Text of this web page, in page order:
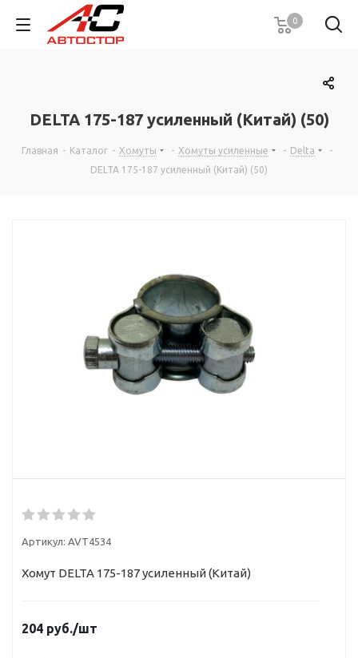
0
DELTA 175-187 усиленный (Китай) (50)
Главная - Каталог - Хомуты - Хомуты усиленные - Delta
-
DELTA 175-187 усиленный (Китай) (50)
Артикул: AVT4534
Хомут DELTA 175-187 усиленный (Китай)
204 руб./шт